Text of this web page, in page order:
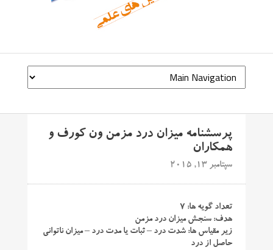
پرسشنامه میزان درد مزمن ون کورف و
همکاران
سپتامبر 13, 2015
تعداد گویه ها: ۷
هدف: سنجش میزان درد مزمن
زیر مقیاس ها: شدت درد – ثبات یا مدت درد – میزان ناتوانی
حاصل از درد